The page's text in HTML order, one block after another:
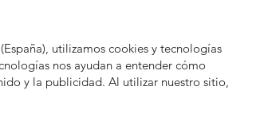
utilizamos cookies y tecnologías
nos ayudan a entender cómo
y la publicidad. Al utilizar nuestro sitio,